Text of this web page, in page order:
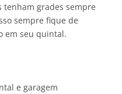
tenham grades sempre
sempre fique de
em seu quintal.
e garagem